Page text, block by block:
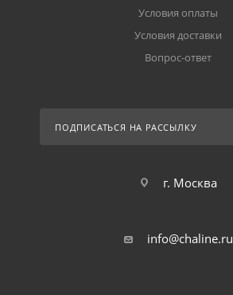
Условия оплаты
Условия доставки
Вопрос-ответ
ПОДПИСАТЬСЯ НА РАССЫЛКУ
г. Москва
info@chaline.ru